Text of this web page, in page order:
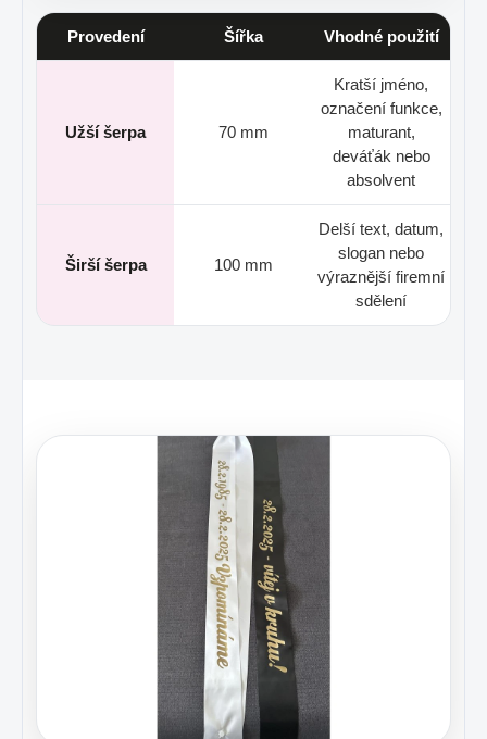
Provedení Šířka Vhodné použití
Užší šerpa 70 mm
Kratší jméno,
označení funkce,
maturant,
deváťák nebo
absolvent
Širší šerpa 100 mm
Delší text, datum,
slogan nebo
výraznější firemní
sdělení